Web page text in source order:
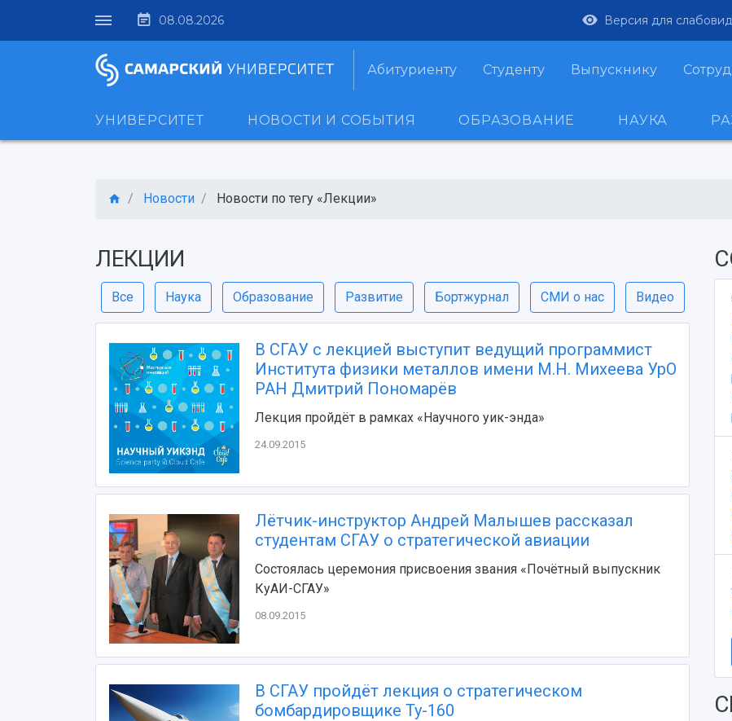
08.08.2026 Версия для
Абитуриенту Студенту Выпускнику
УНИВЕРСИТЕТ НОВОСТИ И СОБЫТИЯ ОБРАЗОВАНИЕ НАУКА
Новости Новости по тегу «Лекции»
ЛЕКЦИИ
Все Наука Образование Развитие Бортжурнал СМИ о нас Видео
В СГАУ с лекцией выступит ведущий программист
Института физики металлов имени М.Н. Михеева УрО
РАН Дмитрий Пономарёв
Лекция пройдёт в рамках «Научного уик-энда»
24.09.2015
Лётчик-инструктор Андрей Малышев рассказал
студентам СГАУ о стратегической авиации
Состоялась церемония присвоения звания «Почётный выпускник
КуАИ-СГАУ»
08.09.2015
В СГАУ пройдёт лекция о стратегическом
бомбардировщике Ту-160